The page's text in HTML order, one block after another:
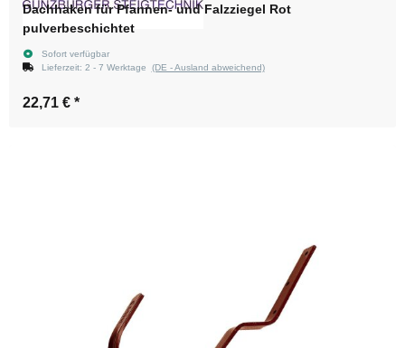
Dachhaken für Pfannen- und Falzziegel Rot
pulverbeschichtet
Sofort verfügbar
Lieferzeit: 2 - 7 Werktage (DE - Ausland abweichend)
22,71 € *